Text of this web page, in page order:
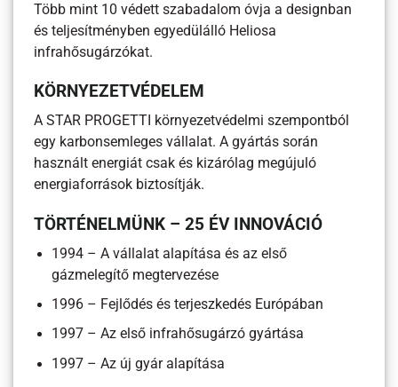
Több mint 10 védett szabadalom óvja a designban
és teljesítményben egyedülálló Heliosa
infrahősugárzókat.
KÖRNYEZETVÉDELEM
A STAR PROGETTI környezetvédelmi szempontból
egy karbonsemleges vállalat. A gyártás során
használt energiát csak és kizárólag megújuló
energiaforrások biztosítják.
TÖRTÉNELMÜNK – 25 ÉV INNOVÁCIÓ
1994 – A vállalat alapítása és az első
gázmelegítő megtervezése
1996 – Fejlődés és terjeszkedés Európában
1997 – Az első infrahősugárzó gyártása
1997 – Az új gyár alapítása